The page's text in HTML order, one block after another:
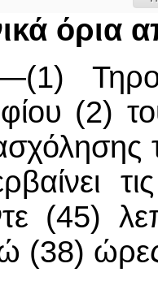
όρια
(2)
(45)
(38)